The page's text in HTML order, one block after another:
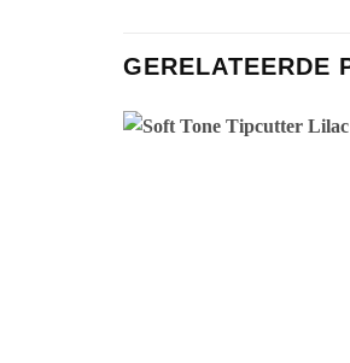
GERELATEERDE